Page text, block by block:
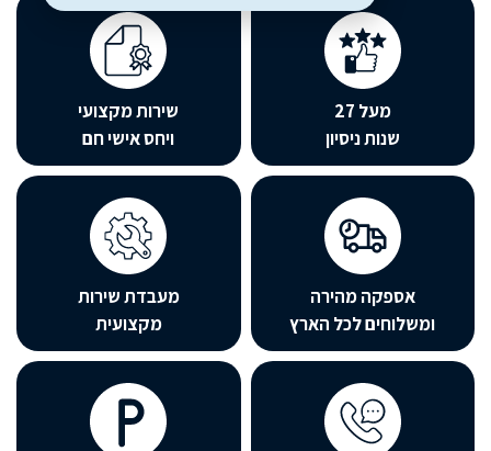
שנות ניסיון
שירות מקצועי
ויחס אישי חם
אספקה מהירה
לכל הארץ
מעבדת שירות